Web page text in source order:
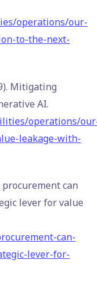
operations/our-
to-the-next-
Mitigating
AI.
operations/
leakage-with-
procurement can
lever for value
can-
lever-for-